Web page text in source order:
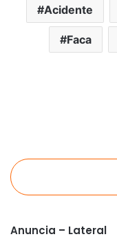
Acidente
Faca
Anuncia – Lateral